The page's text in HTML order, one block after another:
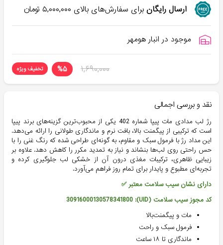
ارسال رایگانبرای سفارش‌های بالای ۵,۰۰۰,۰۰۰تومان
موجود در انبار هومهر
۱,۶۹۰,۰۰۰ %۵ تخفیف ویژه
نقد و بررسی اجمالی
رژ لب مدادی مات پیپا شماره 402 یکی از محبوب‌ترین گزینه‌های برند پیپا
است که ترکیبی از پیگمنت بالا، بافت نرم و ماندگاری طولانی را ارائه می‌دهد.
این مداد رژ با فرمول سبک و مقاوم، به گونه‌ای طراحی شده که رنگ غنی را با
حس راحتی روی لب‌ها بنشاند و نیاز به تمدید مکرر را کاهش دهد. علاوه بر
زیبایی ظاهری، ترکیبات مغذی درون آن از خشکی لب جلوگیری کرده و
تجربه‌ای مطبوع و پایدار برای تمام روز فراهم می‌آورد.
دارای نشان سیب سلامت معتبر ✅
کد مجوز سیب سلامت (UID): 30916000130578341800
مات و پیگمنت‌بالا
فرمول سبک و راحت
ماندگاری تا ۱۸ ساعت